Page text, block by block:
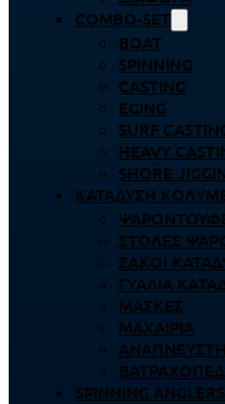
COMBO-SET
BOAT
SPINNING
CASTING
EGING
SURF
HEAVY
SHORE
ΚΑΤΆΔΥΣΗ
ΣΤΟΛΈΣ
ΣΆΚΟΙ
ΓΥΑΛΙΆ
ΜΆΣΚΕΣ
ΜΑΧΑΊΡΙΑ
SPINNING ANGLERS